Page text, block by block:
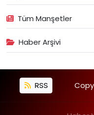
Tüm Manşetler
Haber Arşivi
RSS